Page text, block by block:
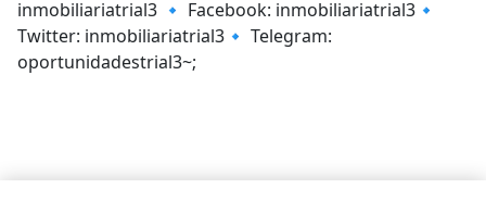
inmobiliariatrial3 🔹 Facebook: inmobiliariatrial3🔹
Twitter: inmobiliariatrial3🔹 Telegram:
oportunidadestrial3~;